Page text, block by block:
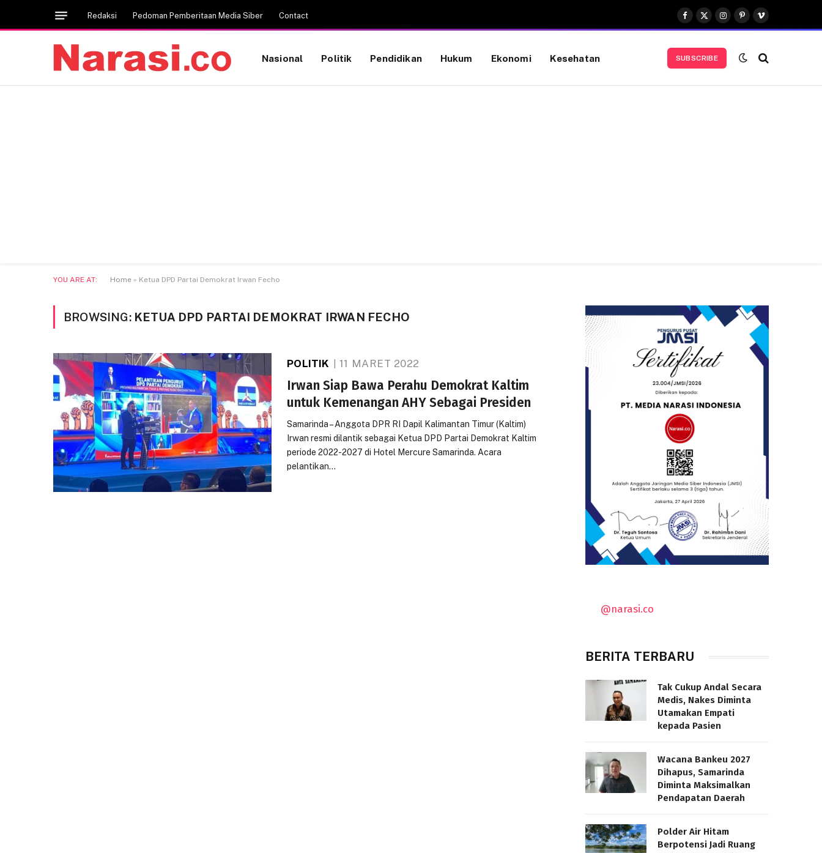
Redaksi Pedoman Pemberitaan Media Siber Contact
Facebook
X
(Twitter)
Instagram
Pinterest
Vimeo
Nasional Politik Pendidikan Hukum Ekonomi Kesehatan SUBSCRIBE
YOU ARE AT: Home » Ketua DPD Partai Demokrat Irwan Fecho
BROWSING: KETUA DPD PARTAI DEMOKRAT IRWAN FECHO
POLITIK 11 MARET 2022
Irwan Siap Bawa Perahu Demokrat Kaltim
untuk Kemenangan AHY Sebagai Presiden
Samarinda – Anggota DPR RI Dapil Kalimantan Timur (Kaltim)
Irwan resmi dilantik sebagai Ketua DPD Partai Demokrat Kaltim
periode 2022-2027 di Hotel Mercure Samarinda. Acara
pelantikan…
@narasi.co
BERITA TERBARU
Tak Cukup Andal Secara
Medis, Nakes Diminta
Utamakan Empati
kepada Pasien
Wacana Bankeu 2027
Dihapus, Samarinda
Diminta Maksimalkan
Pendapatan Daerah
Polder Air Hitam
Berpotensi Jadi Ruang